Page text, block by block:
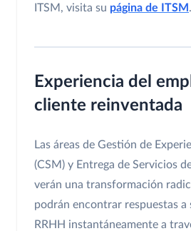
ITSM, visita su página de ITSM .
Experiencia del
cliente reinventada
Las áreas de Gestión de
(CSM) y Entrega de Servicios
verán una transformación
podrán encontrar respuestas a
RRHH instantáneamente a